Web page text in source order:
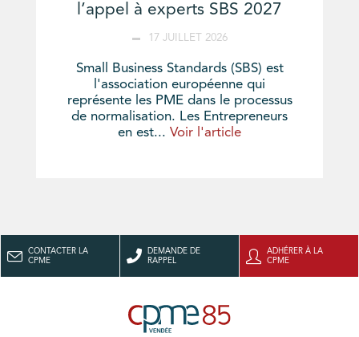
l’appel à experts SBS 2027
17 JUILLET 2026
Small Business Standards (SBS) est
l'association européenne qui
représente les PME dans le processus
de normalisation. Les Entrepreneurs
en est... Voir l'article
CONTACTER LA
CPME
DEMANDE DE
RAPPEL
ADHÉRER À LA
CPME